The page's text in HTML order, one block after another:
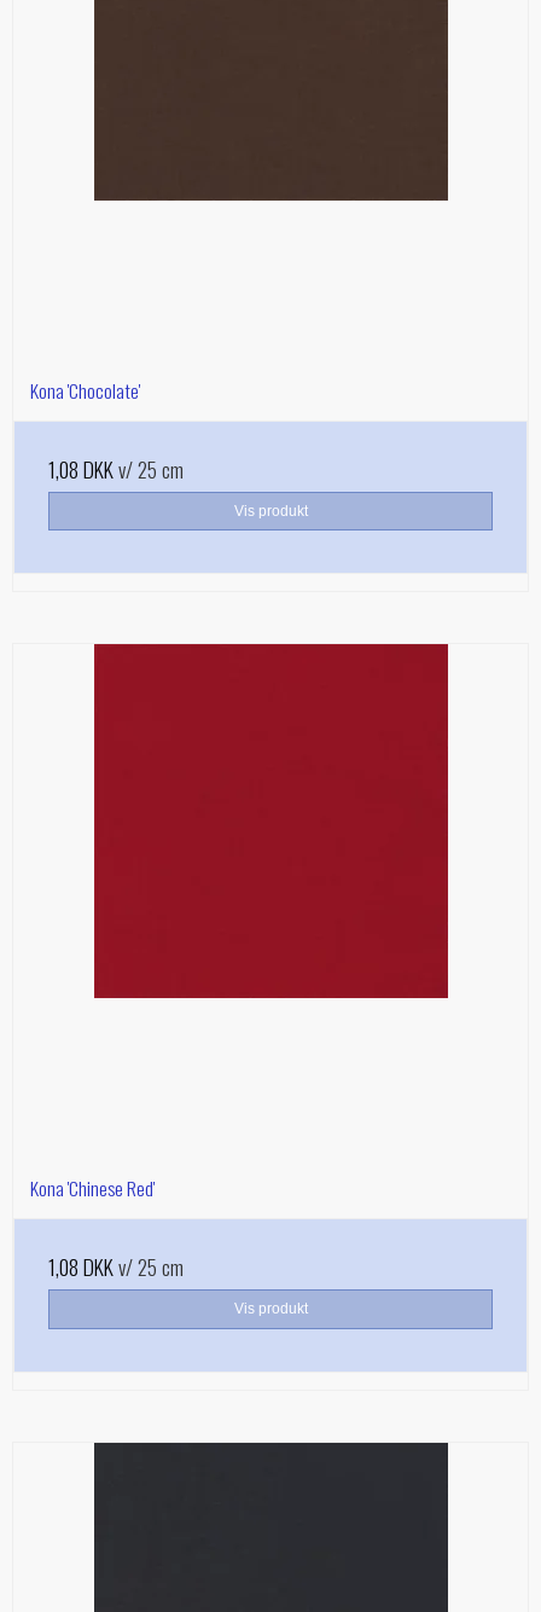
Kona 'Chocolate'
1,08 DKKv/ 25 cm
Vis produkt
Kona 'Chinese Red'
1,08 DKKv/ 25 cm
Vis produkt